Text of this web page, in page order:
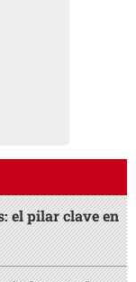
el pilar clave en